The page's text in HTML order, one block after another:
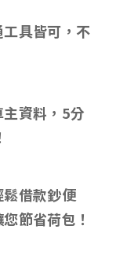
具皆可，不
資料， 5分
借款鈔便
節省荷包！